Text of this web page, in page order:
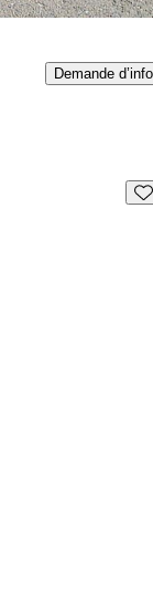
Demande d’info